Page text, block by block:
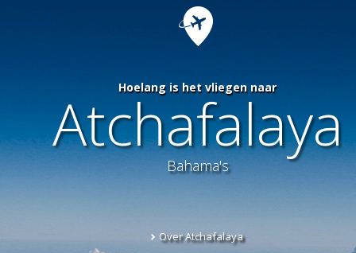
Hoelang is het vliegen naar
Atchafalaya
Bahama's
Over Atchafalaya